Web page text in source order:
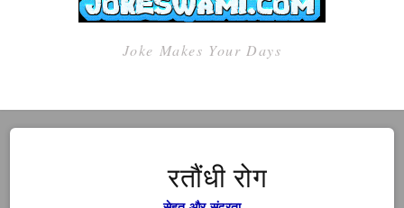
Joke Makes Your Days
रतौंधी रोग